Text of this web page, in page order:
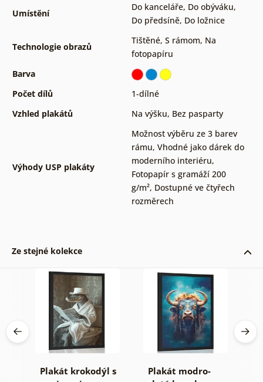
Umístění
Do kanceláře, Do obýváku,
Do předsíně, Do ložnice
Technologie obrazů
Tištěné, S rámom, Na
fotopapíru
Barva
Počet dílů
1-dílné
Vzhled plakátů
Na výšku, Bez pasparty
Výhody USP plakáty
Možnost výběru ze 3 barev
rámu, Vhodné jako dárek do
moderního interiéru,
Fotopapír s gramáží 200
g/m², Dostupné ve čtyřech
rozměrech
Ze stejné kolekce
Plakát krokodýl s
Plakát modro-